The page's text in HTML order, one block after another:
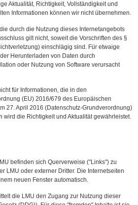
Aktualität, Richtigkeit, Vollständigkeit und
Informationen können wir nicht übernehmen.
durch die Nutzung dieses Internetangebots
gilt nicht, soweit die Vorschriften des §
einschlägig sind. Für etwaige
Herunterladen von Daten durch
oder Nutzung von Software verursacht
für Informationen, die in den
(EU) 2016/679 des Europäischen
27. April 2016 (Datenschutz-Grundverordnung)
wird die Richtigkeit und Aktualität gewährleistet.
befinden sich Querverweise ("Links") zu
LMU oder externer Dritter. Die Internetseiten
neuen Fenster automatisch.
die LMU den Zugang zur Nutzung dieser